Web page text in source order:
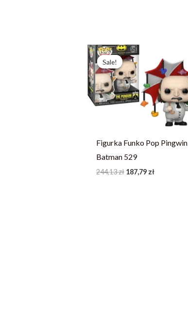
Sale!
Sale!
Figurka Funko Pop Pingwin
Batman 529
244,13zł
Pierwotna
cena
wynosiła:
244,13 zł.
187,79 zł
cena
wynosi:
187,79 zł.